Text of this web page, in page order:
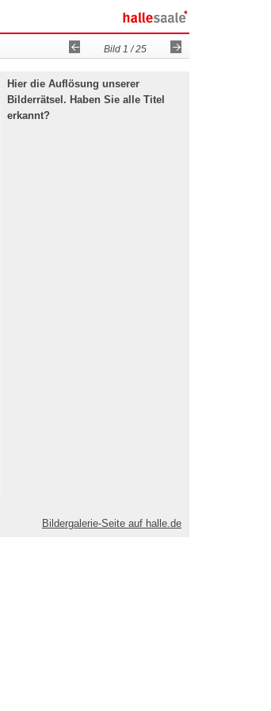
ZurückBild 1 / 25
Hier die Auflösung unserer
Bilderrätsel. Haben Sie alle Titel
erkannt?
Bildergalerie-Seite auf halle.de